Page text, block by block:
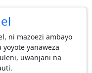
ni mazoezi ambayo
yanaweza
uwanjani na